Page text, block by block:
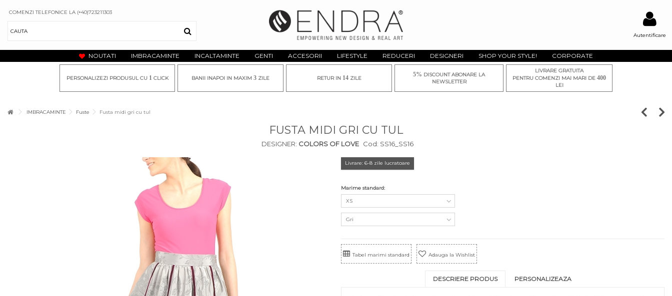
Autentificare
COMENZI TELEFONICE LA (+40)723211303
NOUTATI IMBRACAMINTE INCALTAMINTE GENTI ACCESORII LIFESTYLE REDUCERI DESIGNERI SHOP YOUR STYLE! CORPORATE
PERSONALIZEZI PRODUSUL CU 1CLICK BANII INAPOI IN MAXIM 3 ZILE RETUR IN 14ZILE
5% DISCOUNT ABONARE LA
NEWSLETTER
LIVRARE GRATUITA
PENTRU COMENZI MAI MARI DE 400
LEI
IMBRACAMINTE Fuste Fusta midi gri cu tul
FUSTA MIDI GRI CU TUL
DESIGNER: COLORS OF LOVE Cod: SS16_SS16
Livrare: 6-8 zile lucratoare
Marime standard:
XS
Gri
Tabel marimi standard Adauga la Wishlist
DESCRIERE PRODUS PERSONALIZEAZA